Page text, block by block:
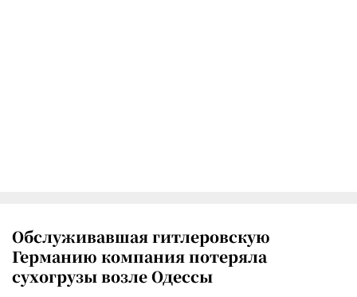
Обслуживавшая гитлеровскую
Германию компания потеряла
сухогрузы возле Одессы